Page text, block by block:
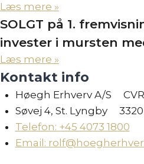
Læs mere »
SOLGT på 1.
invester i mursten
Læs mere »
Kontakt info
Høegh Erhverv A/S
Søvej 4, St. Lyngby
Telefon: +45 4073 1800
Email: